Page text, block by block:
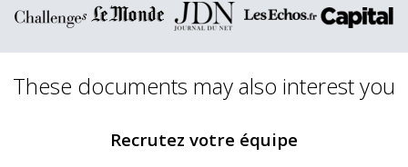
These documents may also interest you
Recrutez votre équipe